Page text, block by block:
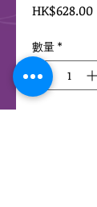
HK$628.00價
數量 *